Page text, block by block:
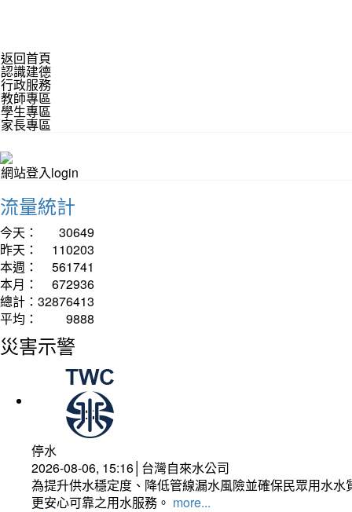
返回首頁
認識建德
行政服務
教師專區
學生專區
家長專區
網站登入login
流量統計
今天：
30649
昨天：
110203
本週：
561741
本月：
672936
總計： 32876413
平均：
9888
災害示警
停水
2026-08-06, 15:16│台灣自來水公司
為提升供水穩定度、降低管線漏水風險並確保民眾用水
更安心可靠之用水服務。 more...